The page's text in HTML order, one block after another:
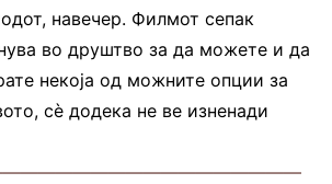
навечер. Филмот сепак
во друштво за да можете и да
некоја од можните опции за
сè додека не ве изненади